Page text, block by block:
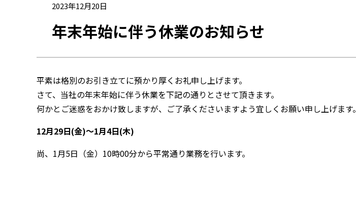
2023年12月20日
年末年始に伴う休業のお知らせ
平素は格別のお引き立てに預かり厚くお礼申し上げます。
さて、当社の年末年始に伴う休業を下記の通りとさせて頂きます。
何かとご迷惑をおかけ致しますが、ご了承くださいますよう宜しくお願い申し上げます。
12月29日(金)～1月4日(木)
尚、1月5日（金）10時00分から平常通り業務を行います。